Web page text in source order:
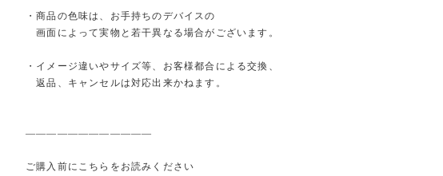
・商品の色味は、お手持ちのデバイスの
画面によって実物と若干異なる場合がございます。
・イメージ違いやサイズ等、お客様都合による交換、
返品、キャンセルは対応出来かねます。
————————————
ご購入前にこちらをお読みください